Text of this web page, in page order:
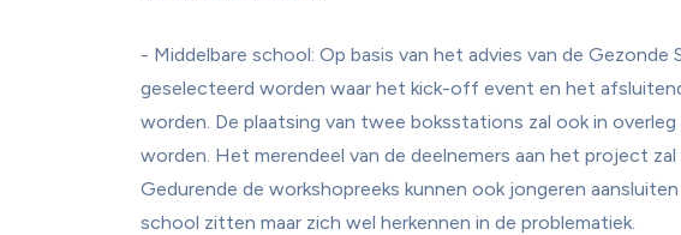
- Middelbare school: Op basis van het advies van de Gezonde
geselecteerd worden waar het kick-off event en het
worden. De plaatsing van twee boksstations zal ook in
worden. Het merendeel van de deelnemers aan het project
Gedurende de workshopreeks kunnen ook jongeren
school zitten maar zich wel herkennen in de problematiek.